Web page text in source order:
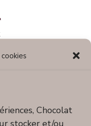
Chocolat
stocker et/ou